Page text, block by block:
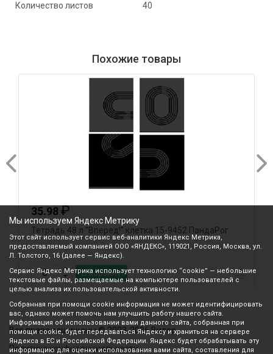
Количество листов 40
Похожие товары
35.98₽
Тетрадь 48 л "Вперед!" клетка 15-9452 ПандаРог
В корзину
Все права защищены © 2003-2026 Вилор
Политика конфиденциальности
Мы используем Яндекс Метрику
Этот сайт использует сервис веб-аналитики Яндекс Метрика,
предоставляемый компанией ООО «ЯНДЕКС», 119021, Россия, Москва, ул.
Л. Толстого, 16 (далее — Яндекс).
Сервис Яндекс Метрика использует технологию “cookie” — небольшие
текстовые файлы, размещаемые на компьютере пользователей с
целью анализа их пользовательской активности.
Собранная при помощи cookie информация не может идентифицировать
вас, однако может помочь нам улучшить работу нашего сайта.
Информация об использовании вами данного сайта, собранная при
помощи cookie, будет передаваться Яндексу и храниться на сервере
Яндекса в ЕС и Российской Федерации. Яндекс будет обрабатывать эту
информацию для оценки использования вами сайта, составления для